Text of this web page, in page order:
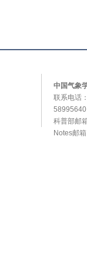
中国气象
联系电话
科普部邮
Notes邮